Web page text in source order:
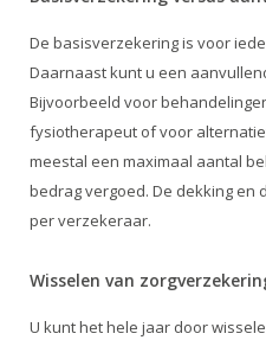
De basisverzekering is voor
Daarnaast kunt u een
Bijvoorbeeld voor
fysiotherapeut of voor
meestal een maximaal aantal
bedrag vergoed. De dekking en
per verzekeraar.
Wisselen van
U kunt het hele jaar door